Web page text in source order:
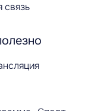
связь